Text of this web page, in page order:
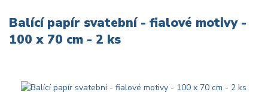
Balící papír svatební - fialové motivy -
100 x 70 cm - 2 ks